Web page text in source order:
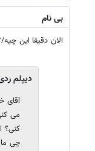
بی نام
الان دقیقا این
دیپلم
آقای
می
کنی؟
چی ما